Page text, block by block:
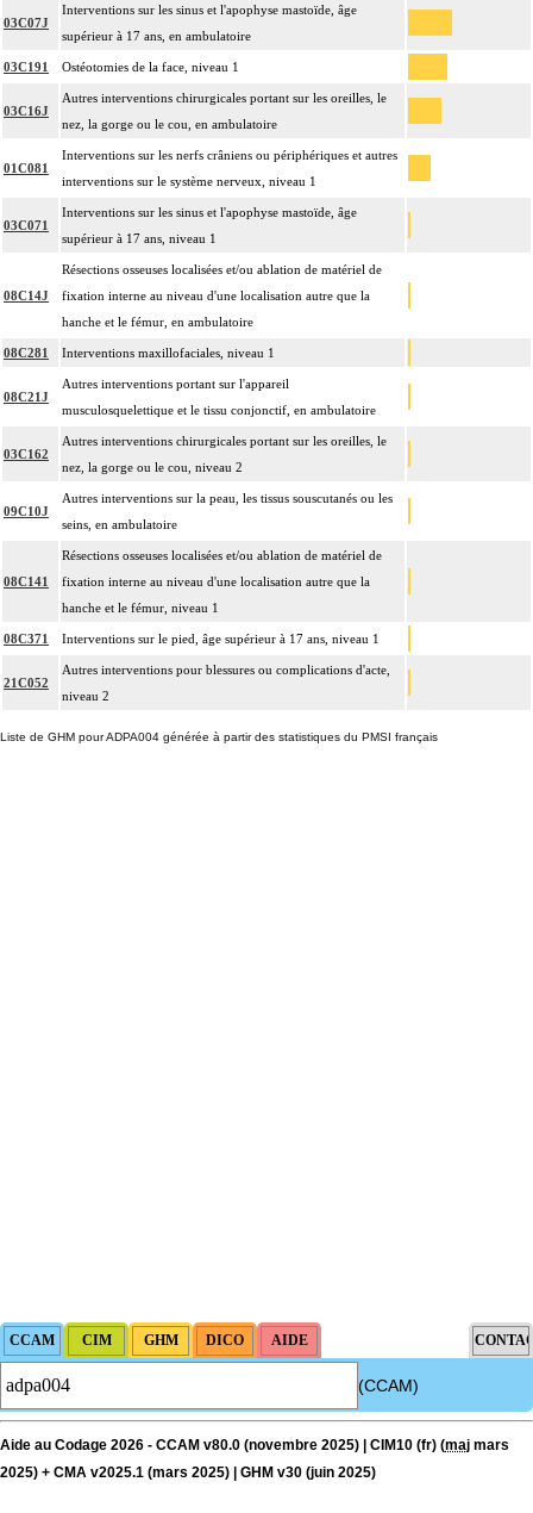
03C07J
Interventions sur les sinus et l'apophyse mastoïde, âge
supérieur à 17 ans, en ambulatoire
03C191 Ostéotomies de la face, niveau 1
03C16J
Autres interventions chirurgicales portant sur les oreilles, le
nez, la gorge ou le cou, en ambulatoire
01C081
Interventions sur les nerfs crâniens ou périphériques et autres
interventions sur le système nerveux, niveau 1
03C071
Interventions sur les sinus et l'apophyse mastoïde, âge
supérieur à 17 ans, niveau 1
08C14J
Résections osseuses localisées et/ou ablation de matériel de
fixation interne au niveau d'une localisation autre que la
hanche et le fémur, en ambulatoire
08C281 Interventions maxillofaciales, niveau 1
08C21J
Autres interventions portant sur l'appareil
musculosquelettique et le tissu conjonctif, en ambulatoire
03C162
Autres interventions chirurgicales portant sur les oreilles, le
nez, la gorge ou le cou, niveau 2
09C10J
Autres interventions sur la peau, les tissus souscutanés ou les
seins, en ambulatoire
08C141
Résections osseuses localisées et/ou ablation de matériel de
fixation interne au niveau d'une localisation autre que la
hanche et le fémur, niveau 1
08C371 Interventions sur le pied, âge supérieur à 17 ans, niveau 1
21C052
Autres interventions pour blessures ou complications d'acte,
niveau 2
Liste de GHM pour ADPA004 générée à partir des statistiques du PMSI français
(CCAM)
Aide au Codage 2026 - CCAM v80.0 (novembre 2025) | CIM10 (fr) (maj mars
2025) + CMA v2025.1 (mars 2025) | GHM v30 (juin 2025)